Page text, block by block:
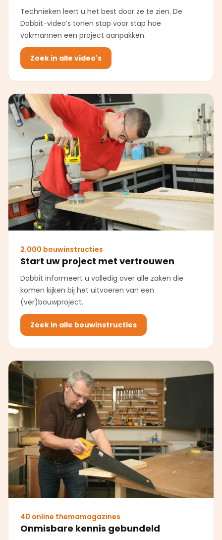
Technieken leert u het best door ze te zien. De
Dobbit-video’s tonen stap voor stap hoe
vakmannen een project aanpakken.
Zoek in alle video's
2.000 bouwinstructies
Start uw project met vertrouwen
Dobbit informeert u volledig over alle zaken die
komen kijken bij het uitvoeren van een
(ver)bouwproject.
Zoek in alle bouwinstructies
40 online themamagazines
Onmisbare kennis gebundeld